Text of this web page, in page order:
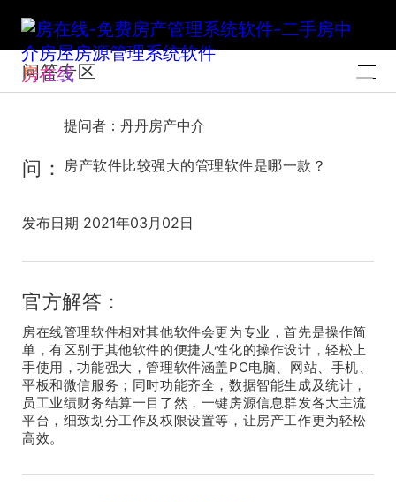
房在线
问答专区
提问者：丹丹房产中介
问： 房产软件比较强大的管理软件是哪一款？
发布日期 2021年03月02日
官方解答：
房在线管理软件相对其他软件会更为专业，首先是操作简
单，有区别于其他软件的便捷人性化的操作设计，轻松上
手使用，功能强大，管理软件涵盖PC电脑、网站、手机、
平板和微信服务；同时功能齐全，数据智能生成及统计，
员工业绩财务结算一目了然，一键房源信息群发各大主流
平台，细致划分工作及权限设置等，让房产工作更为轻松
高效。